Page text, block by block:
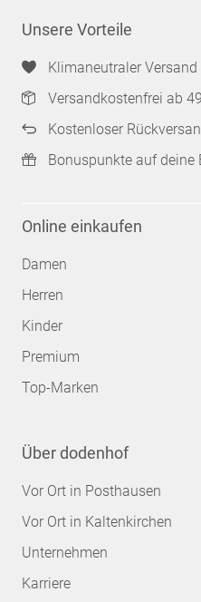
Unsere Vorteile
Klimaneutraler Versand
Versandkostenfrei ab
Kostenloser
Bonuspunkte auf deine
Online einkaufen
Damen
Herren
Kinder
Premium
Top-Marken
Über dodenhof
Vor Ort in Posthausen
Vor Ort in Kaltenkirchen
Unternehmen
Karriere